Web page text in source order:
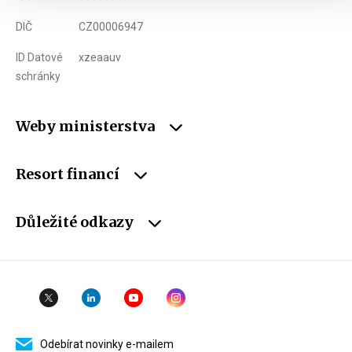
DIČ CZ00006947
ID Datové
schránky
xzeaauv
Weby ministerstva
Resort financí
Důležité odkazy
Odebírat novinky e-mailem